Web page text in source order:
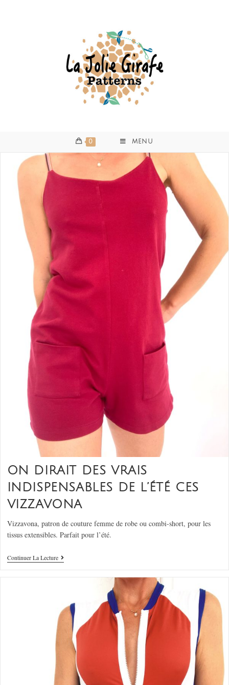
0 MENU
ON DIRAIT DES VRAIS
INDISPENSABLES DE L’ÉTÉ CES
VIZZAVONA
Vizzavona, patron de couture femme de robe ou combi-short, pour les
tissus extensibles. Parfait pour l’été.
Continuer La Lecture